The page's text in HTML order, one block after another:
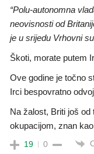
“Polu-autonomna
neovisnosti od
je u srijedu Vrhovni
Škoti, morate putem
Ove godine je točno
Irci bespovratno
Na žalost, Briti još od
okupacijom, znan
19 0